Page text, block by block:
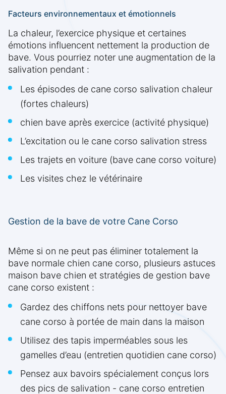
Facteurs environnementaux et émotionnels
La chaleur, l’exercice physique et certaines
émotions influencent nettement la production de
bave. Vous pourriez noter une augmentation de la
salivation pendant :
Les épisodes de cane corso salivation chaleur
(fortes chaleurs)
chien bave après exercice (activité physique)
L’excitation ou le cane corso salivation stress
Les trajets en voiture (bave cane corso voiture)
Les visites chez le vétérinaire
Gestion de la bave de votre Cane Corso
Même si on ne peut pas éliminer totalement la
bave normale chien cane corso, plusieurs astuces
maison bave chien et stratégies de gestion bave
cane corso existent :
Gardez des chiffons nets pour nettoyer bave
cane corso à portée de main dans la maison
Utilisez des tapis imperméables sous les
gamelles d’eau (entretien quotidien cane corso)
Pensez aux bavoirs spécialement conçus lors
des pics de salivation - cane corso entretien